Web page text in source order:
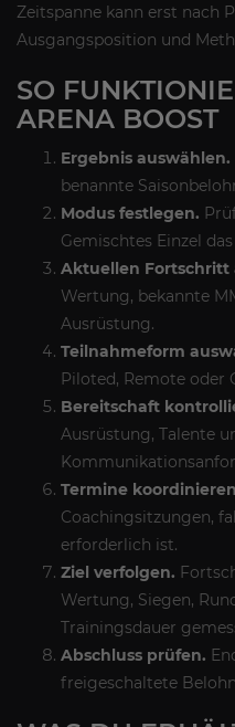
Zeitspanne kann erst nach
Ausgangsposition und
SO
ARENA BOOST
Ergebnis auswählen.
benannte
Modus festlegen.
Gemischtes Einzel
Aktuellen Fortschritt
Wertung, bekannte
Ausrüstung.
Teilnahmeform
Piloted, Remote oder
Bereitschaft
Ausrüstung, Talente
Termine
Coachingsitzungen,
erforderlich ist.
Ziel verfolgen.
Wertung, Siegen,
Trainingsdauer
Abschluss prüfen.
freigeschaltete